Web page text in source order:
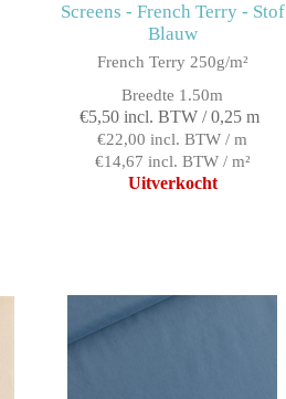
Screens - French Terry - Stof
Blauw
French Terry 250g/m²
Breedte 1.50m
€5,50 incl. BTW / 0,25 m
€22,00 incl. BTW / m
€14,67 incl. BTW / m²
Uitverkocht